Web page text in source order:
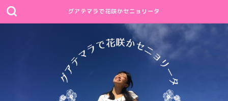
グアテマラで花咲かセニョリータ